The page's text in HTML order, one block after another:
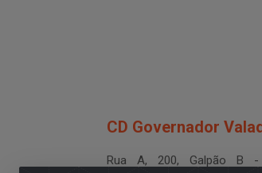
CD Governador
Rua A, 200, Galpão B -